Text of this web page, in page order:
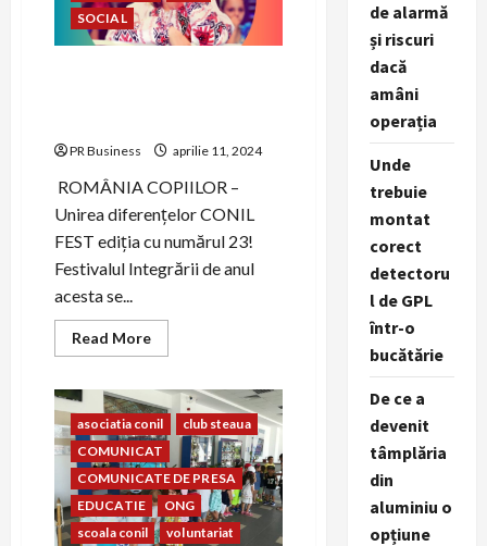
SOCIAL
PR Business aprilie 11, 2024
ROMÂNIA COPIILOR –
Unirea diferențelor CONIL
FEST ediția cu numărul 23!
Festivalul Integrării de anul
acesta se...
Read MoreRead
more
Fest
2023
–
FESTIVALUL
INTEGRĂRII
EDIȚIA
A
–
XXIII-
A
asociatia conil
club steaua
COMUNICAT
COMUNICATE DE PRESA
EDUCATIE
ONG
scoala conil
voluntariat
de alarmă
și riscuri
dacă
amâni
operația
Unde
trebuie
montat
corect
detectoru
l de GPL
într-o
bucătărie
De ce a
devenit
tâmplăria
din
aluminiu o
opțiune